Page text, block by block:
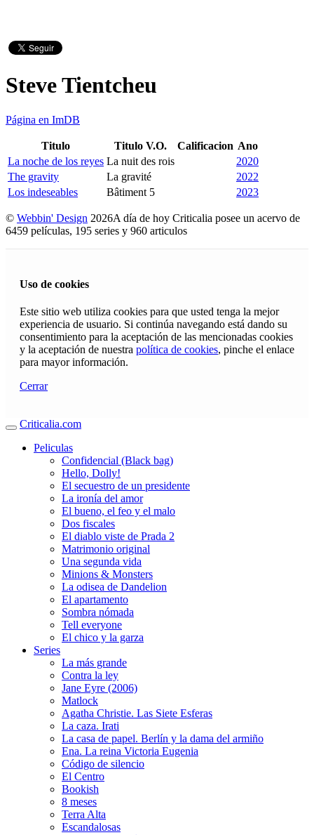
Steve Tientcheu
Página en ImDB
Titulo Titulo V.O. Calificacion Ano
La noche de los reyes La nuit des rois
2020
The gravity
La gravité
2022
Los indeseables
Bâtiment 5 2023
© Webbin' Design 2026A día de hoy Criticalia posee un acervo de
6459 películas, 195 series y 960 articulos
Uso de cookies
Este sitio web utiliza cookies para que usted tenga la mejor
experiencia de usuario. Si continúa navegando está dando su
consentimiento para la aceptación de las mencionadas cookies
y la aceptación de nuestra política de cookies, pinche el enlace
para mayor información.
Cerrar
Criticalia.com
Peliculas
Confidencial (Black bag)
Hello, Dolly!
El secuestro de un presidente
La ironía del amor
El bueno, el feo y el malo
Dos fiscales
El diablo viste de Prada 2
Matrimonio original
Una segunda vida
Minions & Monsters
La odisea de Dandelion
El apartamento
Sombra nómada
Tell everyone
El chico y la garza
Series
La más grande
Contra la ley
Jane Eyre (2006)
Matlock
Agatha Christie. Las Siete Esferas
La caza. Irati
La casa de papel. Berlín y la dama del armiño
Ena. La reina Victoria Eugenia
Código de silencio
El Centro
Bookish
8 meses
Terra Alta
Escandalosas